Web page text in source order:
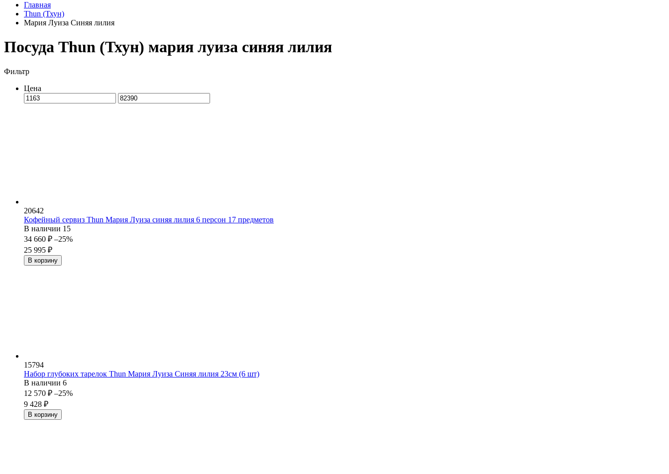
Главная
Thun (Тхун)
Мария Луиза Синяя лилия
Посуда Thun (Тхун) мария луиза синяя лилия
Фильтр
Цена
20642
Кофейный сервиз Thun Мария Луиза синяя лилия 6 персон 17 предметов
В наличии 15
34 660 ₽ –25%
25 995 ₽
В корзину
15794
Набор глубоких тарелок Thun Мария Луиза Синяя лилия 23см (6 шт)
В наличии 6
12 570 ₽ –25%
9 428 ₽
В корзину